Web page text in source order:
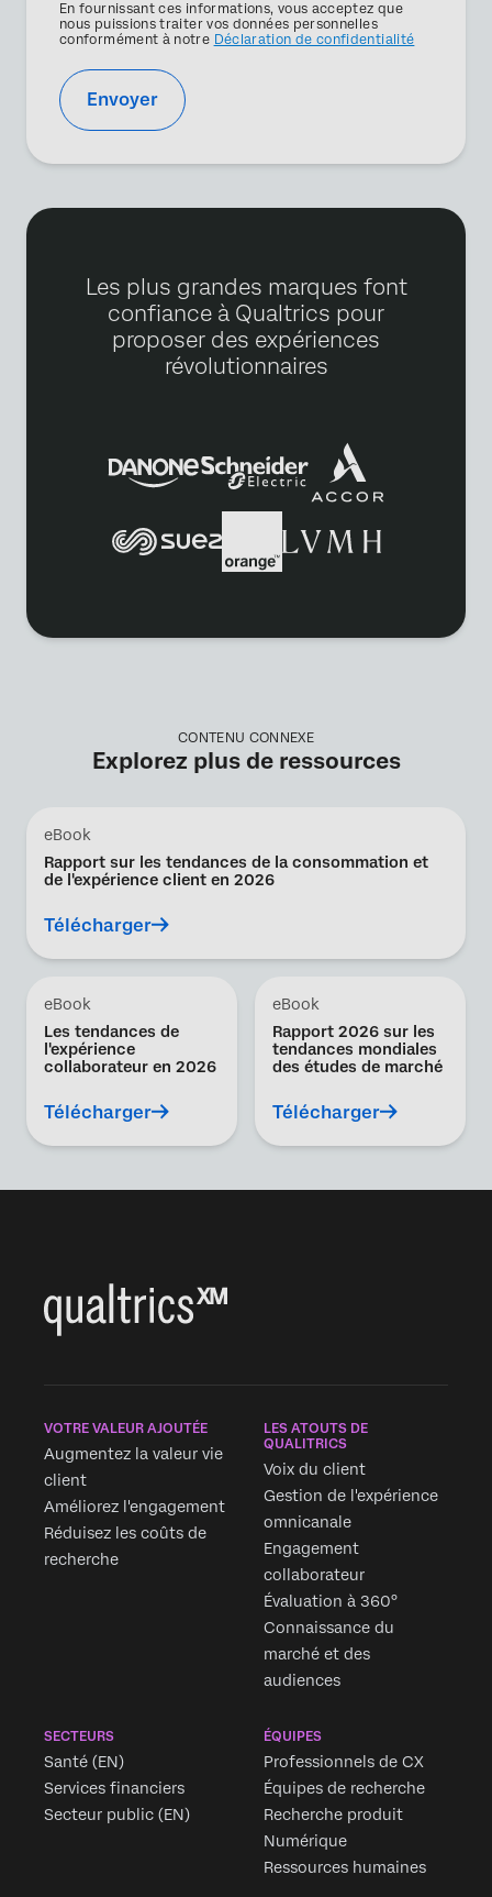
Privacy
Optin
En fournissant ces informations, vous acceptez que
nous puissions traiter vos données personnelles
conformément à notre Déclaration de confidentialité
Envoyer
Les plus grandes marques font
confiance à Qualtrics pour
proposer des expériences
révolutionnaires
CONTENU CONNEXE
Explorez plus de ressources
eBook
Rapport sur les tendances de la consommation et
de l'expérience client en 2026
Télécharger
eBook
Les tendances de
l'expérience
collaborateur en 2026
Télécharger
eBook
Rapport 2026 sur les
tendances mondiales
des études de marché
Télécharger
VOTRE VALEUR AJOUTÉE
Augmentez la valeur vie
client
Améliorez l'engagement
Réduisez les coûts de
recherche
LES ATOUTS DE
QUALITRICS
Voix du client
Gestion de l'expérience
omnicanale
Engagement
collaborateur
Évaluation à 360°
Connaissance du
marché et des
audiences
SECTEURS
Santé (EN)
Services financiers
Secteur public (EN)
ÉQUIPES
Professionnels de CX
Équipes de recherche
Recherche produit
Numérique
Ressources humaines